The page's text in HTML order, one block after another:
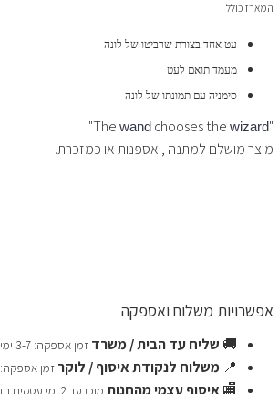
אפשרויות משלוח ואספקה
🚚 שליח עד הבית / משרד זמן אספקה: 3-7 ימי עסקים
📍 משלוח לנקודת איסוף / לוקר זמן אספקה: 2-5 ימי עסקים
🏬איסוף עצמי מהחנות מוכן עד 2 ימי עסקים בדיזנגוף סנטר
המארז כולל
עט אחד בצורת שרביטו של לונה
מעמד תואם לעט
סימניה עם תמונתו של לונה
"The
wand chooses the wizard
"
מוצר מושלם למתנה , אספנות או כמזכרת.